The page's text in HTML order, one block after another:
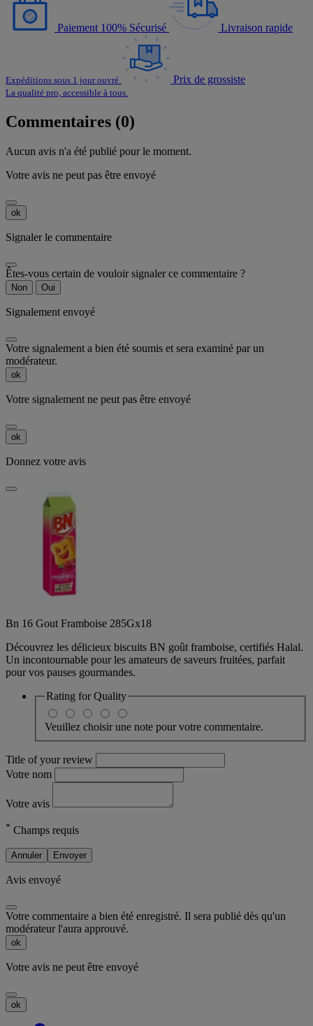
Paiement 100% Sécurisé Livraison rapide
Expéditions sous 1 jour ouvré Prix de grossiste
La qualité pro, accessible à tous.
Commentaires (0)
Aucun avis n'a été publié pour le moment.
Votre avis ne peut pas être envoyé
ok
Signaler le commentaire
Êtes-vous certain de vouloir signaler ce commentaire ?
Non Oui
Signalement envoyé
Votre signalement a bien été soumis et sera examiné par un
modérateur.
ok
Votre signalement ne peut pas être envoyé
ok
Donnez votre avis
Bn 16 Gout Framboise 285Gx18
Découvrez les délicieux biscuits BN goût framboise, certifiés Halal.
Un incontournable pour les amateurs de saveurs fruitées, parfait
pour vos pauses gourmandes.
Rating forQuality
Veuillez choisir une note pour votre commentaire.
Title of your review
Votre nom
Votre avis
* Champs requis
Annuler Envoyer
Avis envoyé
Votre commentaire a bien été enregistré. Il sera publié dès qu'un
modérateur l'aura approuvé.
ok
Votre avis ne peut être envoyé
ok